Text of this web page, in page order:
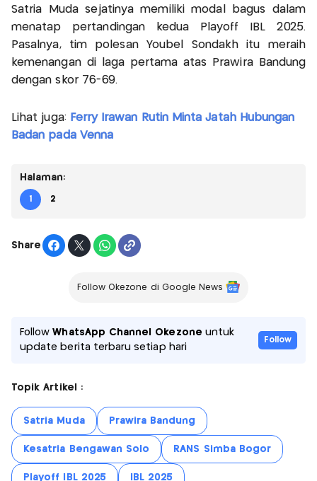
Satria Muda sejatinya memiliki modal bagus dalam
menatap pertandingan kedua Playoff IBL 2025.
Pasalnya, tim polesan Youbel Sondakh itu meraih
kemenangan di laga pertama atas Prawira Bandung
dengan skor 76-69.
Lihat juga: Ferry Irawan Rutin Minta Jatah Hubungan
Badan pada Venna
Halaman:
1 2
Share
Follow Okezone di Google News
FollowWhatsApp Channel Okezone untuk
update berita terbaru setiap hari
Follow
Topik Artikel :
Satria Muda Prawira Bandung
Kesatria Bengawan Solo RANS Simba Bogor
Playoff IBL 2025 IBL 2025